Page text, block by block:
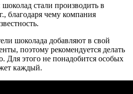
стали производить в
благодаря чему компания
шоколада добавляют в свой
поэтому рекомендуется делать
Для этого не понадобится особых
каждый.